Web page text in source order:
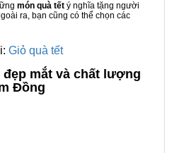
món quà tết ý nghĩa tặng người
ra, bạn cũng có thể chọn các
Giỏ quà tết
đẹp mắt và chất lượng
Đồng